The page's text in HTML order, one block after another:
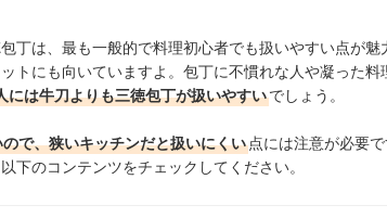
丁は、最も一般的で料理初心者でも扱いやすい点が
トにも向いていますよ。包丁に不慣れな人や凝った料
には牛刀よりも三徳包丁が扱いやすいでしょう。
で、狭いキッチンだと扱いにくい点には注意が必要で
下のコンテンツをチェックしてください。